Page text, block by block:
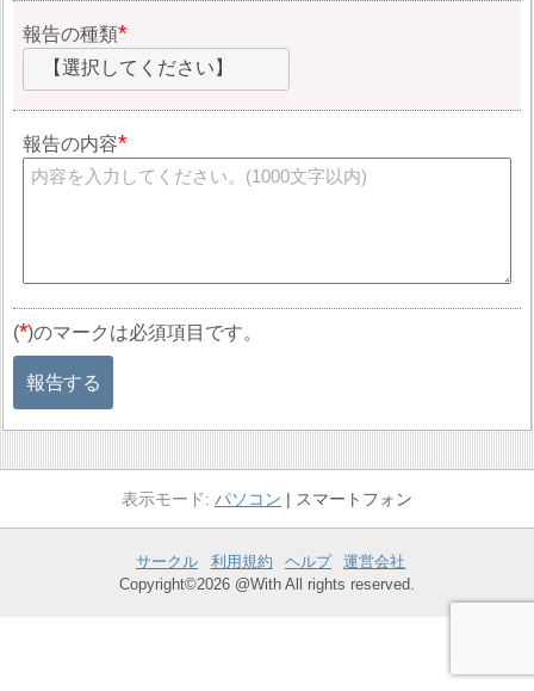
報告の種類
【選択してください】
報告の内容
(*)のマークは必須項目です。
報告する
パソコン スマートフォン
サークル 利用規約 ヘルプ
運営会社
Copyright©2026 @With All rights reserved.